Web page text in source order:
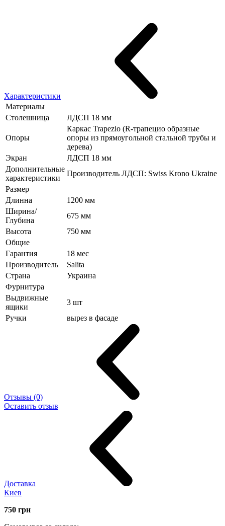
Характеристики
Материалы
Столешница
ЛДСП 18 мм
Опоры
Каркас Trapezio (R-трапецио образные
опоры из прямоугольной стальной трубы и
дерева)
Экран
ЛДСП 18 мм
Дополнительные
характеристики
Производитель ЛДСП: Swiss Krono Ukraine
Размер
Длинна
1200 мм
Ширина/
Глубина
675 мм
Высота
750 мм
Общие
Гарантия
18 мес
Производитель
Salita
Страна
Украина
Фурнитура
Выдвижные
ящики
3 шт
Ручки
вырез в фасаде
Отзывы (0)
Оставить отзыв
Доставка
Киев
750 грн